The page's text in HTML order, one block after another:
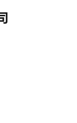
还未准备好，需要咨询